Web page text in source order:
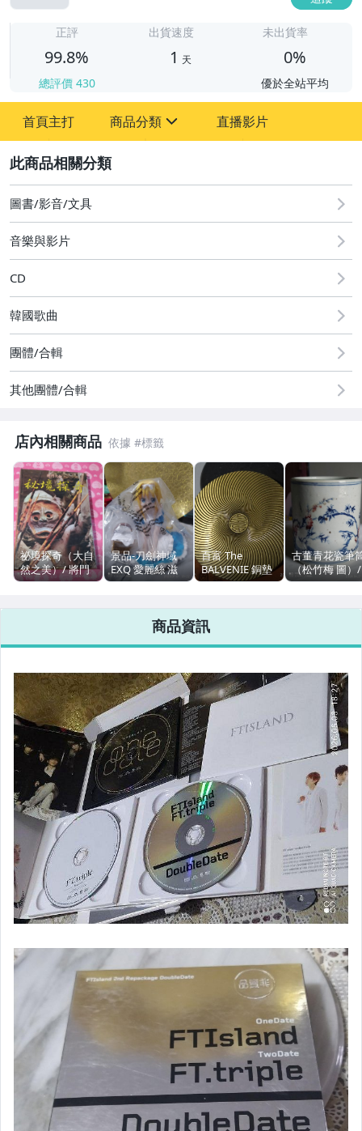
正評
99.8%
總評價 430
出貨速度
1 天
未出貨率
0%
優於全站平均
首頁主打 商品分類
圖書/影音/文具
古董、藝術與礦石
手機、配件與通訊
美容保養與彩妝
電腦、平板與周邊
相機、攝影與周邊
嬰幼兒與孕婦
居家、家具與園藝
玩具、模型與公仔
偶像、球員卡與郵幣
男性精品與服飾
家電與影音視聽
直播影片
圖書/影音/文具
音樂與影片
CD
韓國歌曲
團體/合輯
其他團體/合輯
店內相關商品
祕境探奇（大自
然之美）/ 將門
文物
景品-刀劍神域
EXQ 愛麗絲 滋
貝魯庫（未拆
百富 The
BALVENIE 銅墊
（紀念圓牌）
古董青花瓷筆
（松竹梅 圖）/
糯米白釉
商品資訊